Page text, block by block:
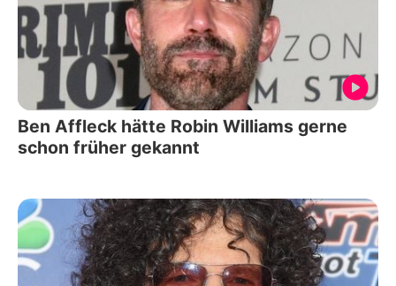
Ben Affleck hätte Robin Williams gerne
schon früher gekannt